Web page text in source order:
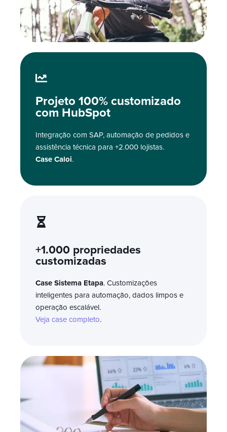
Projeto 100% customizado
com HubSpot
Integração com SAP, automação de pedidos e
assistência técnica para +2.000 lojistas.
Case Caloi.
+1.000 propriedades
customizadas
Case Sistema Etapa. Customizações
inteligentes para automação, dados limpos e
operação escalável.
Veja case completo.